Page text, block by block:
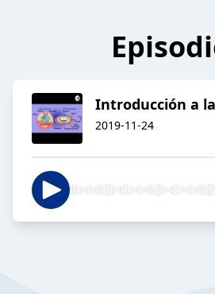
Introducción a
2019-11-24